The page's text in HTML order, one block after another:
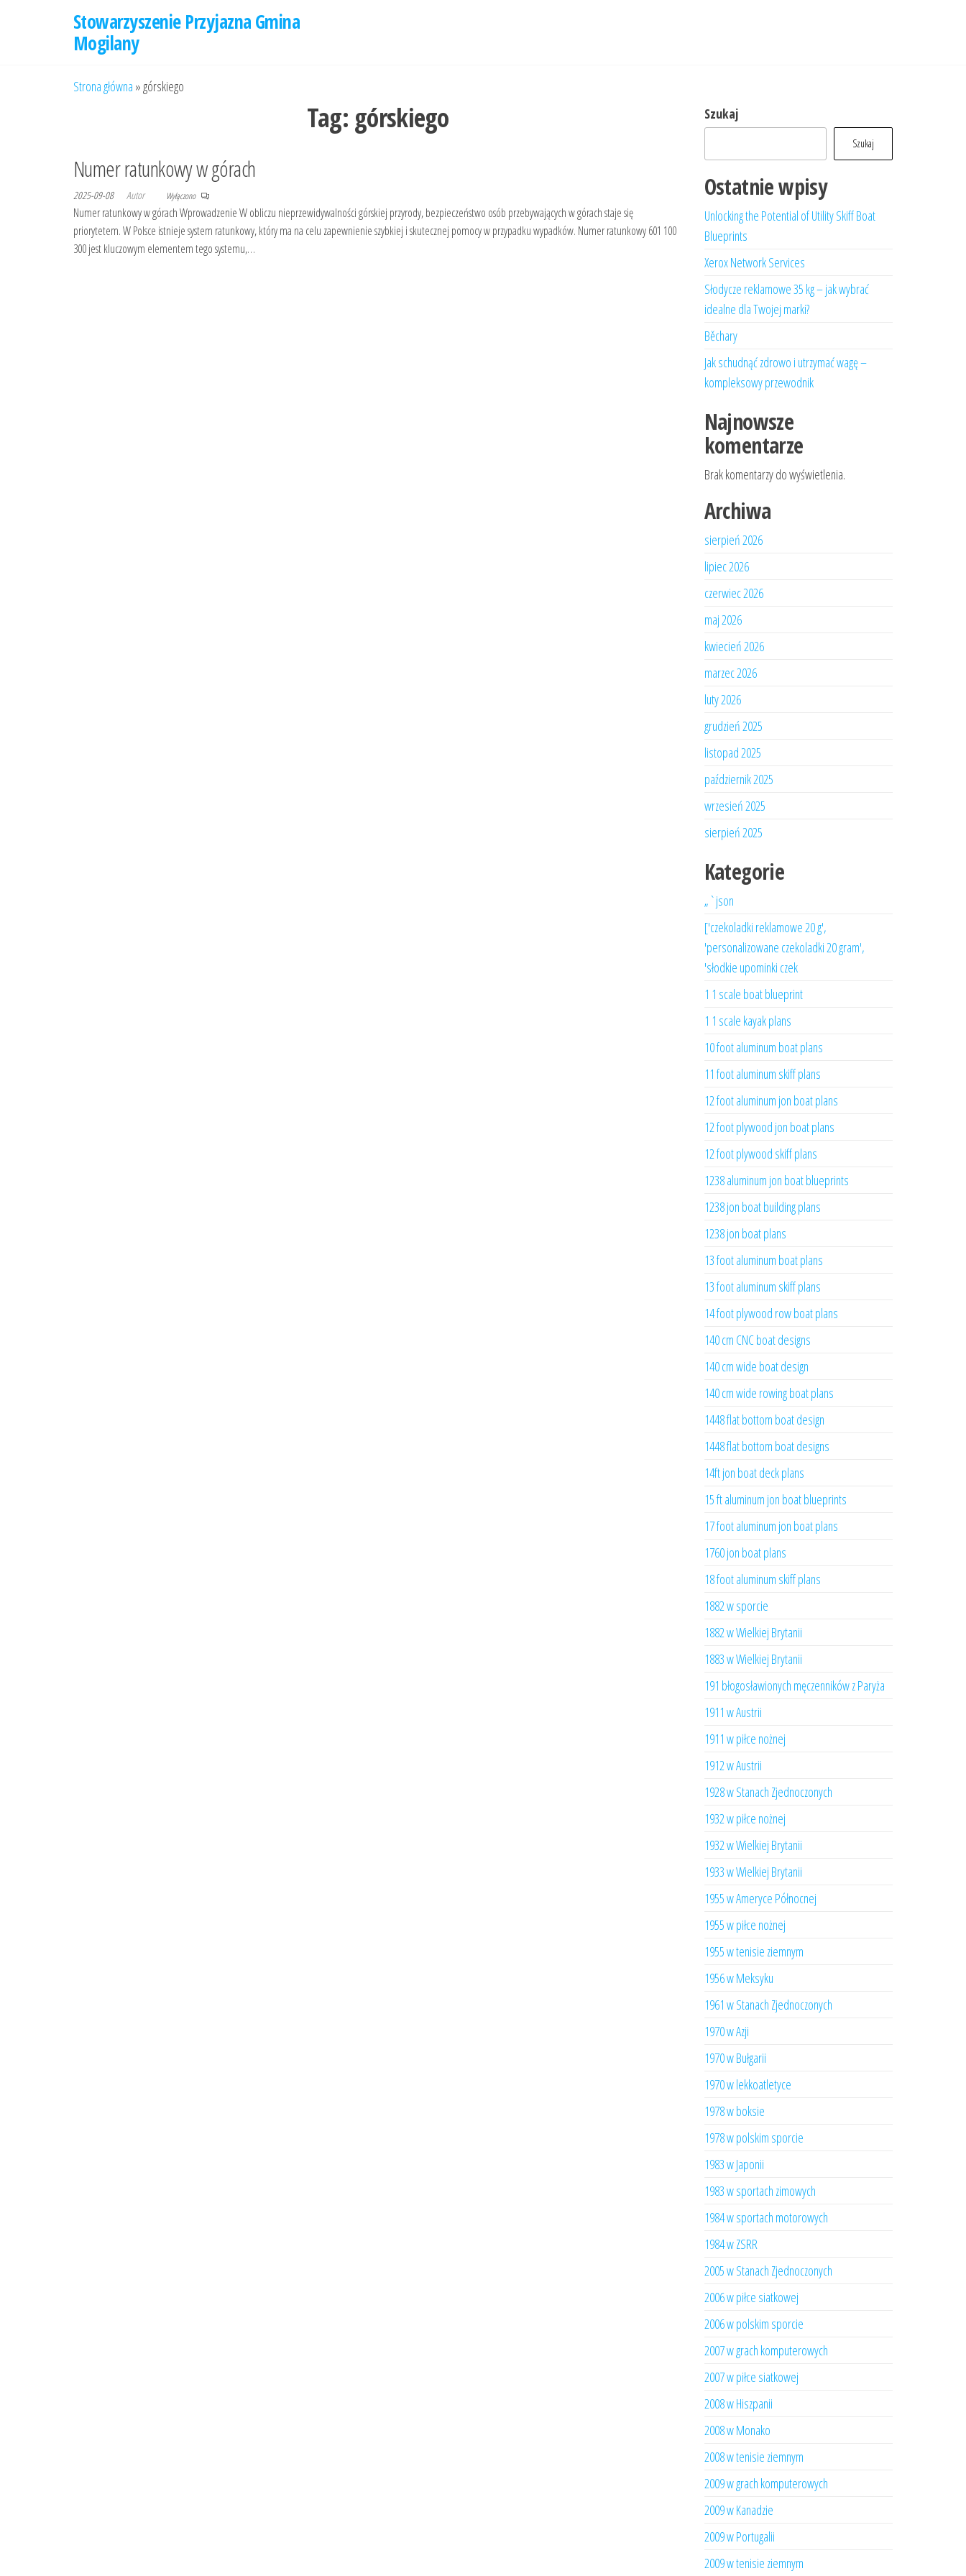
Stowarzyszenie Przyjazna Gmina
Mogilany
Strona główna »górskiego
Tag: górskiego
Numer ratunkowy w górach
2025-09-08 Autor Wyłączono
Numer ratunkowy w górach Wprowadzenie W obliczu nieprzewidywalności górskiej przyrody, bezpieczeństwo osób przebywających w górach staje się
priorytetem. W Polsce istnieje system ratunkowy, który ma na celu zapewnienie szybkiej i skutecznej pomocy w przypadku wypadków. Numer ratunkowy 601 100
300 jest kluczowym elementem tego systemu,…
Szukaj
Szukaj
Ostatnie wpisy
Unlocking the Potential of Utility Skiff Boat
Blueprints
Xerox Network Services
Słodycze reklamowe 35 kg – jak wybrać
idealne dla Twojej marki?
Běchary
Jak schudnąć zdrowo i utrzymać wagę –
kompleksowy przewodnik
Najnowsze
komentarze
Brak komentarzy do wyświetlenia.
Archiwa
sierpień 2026
lipiec 2026
czerwiec 2026
maj 2026
kwiecień 2026
marzec 2026
luty 2026
grudzień 2025
listopad 2025
październik 2025
wrzesień 2025
sierpień 2025
Kategorie
„`json
['czekoladki reklamowe 20 g',
'personalizowane czekoladki 20 gram',
'słodkie upominki czek
1 1 scale boat blueprint
1 1 scale kayak plans
10 foot aluminum boat plans
11 foot aluminum skiff plans
12 foot aluminum jon boat plans
12 foot plywood jon boat plans
12 foot plywood skiff plans
1238 aluminum jon boat blueprints
1238 jon boat building plans
1238 jon boat plans
13 foot aluminum boat plans
13 foot aluminum skiff plans
14 foot plywood row boat plans
140 cm CNC boat designs
140 cm wide boat design
140 cm wide rowing boat plans
1448 flat bottom boat design
1448 flat bottom boat designs
14ft jon boat deck plans
15 ft aluminum jon boat blueprints
17 foot aluminum jon boat plans
1760 jon boat plans
18 foot aluminum skiff plans
1882 w sporcie
1882 w Wielkiej Brytanii
1883 w Wielkiej Brytanii
191 błogosławionych męczenników z Paryża
1911 w Austrii
1911 w piłce nożnej
1912 w Austrii
1928 w Stanach Zjednoczonych
1932 w piłce nożnej
1932 w Wielkiej Brytanii
1933 w Wielkiej Brytanii
1955 w Ameryce Północnej
1955 w piłce nożnej
1955 w tenisie ziemnym
1956 w Meksyku
1961 w Stanach Zjednoczonych
1970 w Azji
1970 w Bułgarii
1970 w lekkoatletyce
1978 w boksie
1978 w polskim sporcie
1983 w Japonii
1983 w sportach zimowych
1984 w sportach motorowych
1984 w ZSRR
2005 w Stanach Zjednoczonych
2006 w piłce siatkowej
2006 w polskim sporcie
2007 w grach komputerowych
2007 w piłce siatkowej
2008 w Hiszpanii
2008 w Monako
2008 w tenisie ziemnym
2009 w grach komputerowych
2009 w Kanadzie
2009 w Portugalii
2009 w tenisie ziemnym